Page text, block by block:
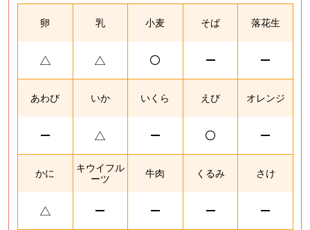
卵 乳 小麦 そば 落花生
あわび いか いくら えび オレンジ
かに
キウイフル
ーツ
牛肉 くるみ さけ